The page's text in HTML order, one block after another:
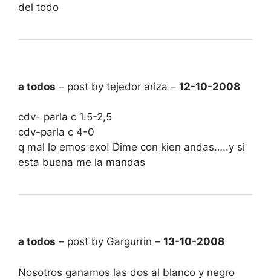
del todo
a todos – post by tejedor ariza – 12-10-2008
cdv- parla c 1.5-2,5
cdv-parla c 4-0
q mal lo emos exo! Dime con kien andas…..y si
esta buena me la mandas
a todos – post by Gargurrin – 13-10-2008
Nosotros ganamos las dos al blanco y negro